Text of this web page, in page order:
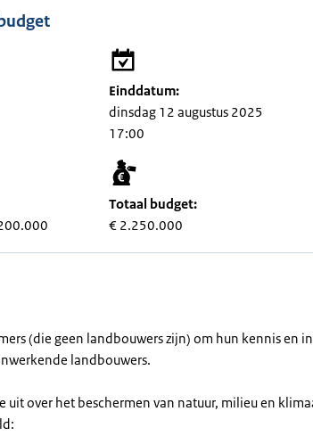
Einddatum:
dinsdag 12 augustus 2025
17:00
Totaal budget:
€ 2.250.000
(die geen landbouwers zijn) om hun kennis en
landbouwers.
uit over het beschermen van natuur, milieu en